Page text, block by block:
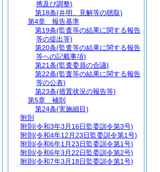
携及び調整)
第18条(弁明、見解等の聴取)
第4章
報告基準
第19条(監査等の結果に関する報告
等の提出等)
第20条(監査等の結果に関する報告
等への記載事項)
第21条(監査委員の合議)
第22条(監査等の結果に関する報告
等の公表)
第23条(措置状況の報告等)
第5章
補則
第24条(実施細目)
附則
附則 (令和3年3月16日監委訓令第3号)
附則 (令和4年12月23日監委訓令第1号)
附則 (令和6年1月23日監委訓令第1号)
附則 (令和6年3月22日監委訓令第2号)
附則 (令和7年3月18日監委訓令第1号)